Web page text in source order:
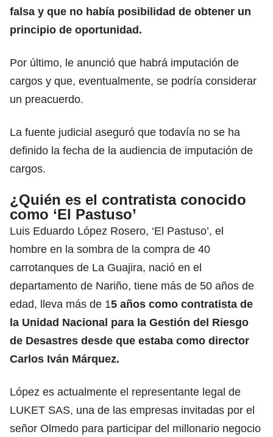
falsa y que no había posibilidad de obtener un
principio de oportunidad.
Por último, le anunció que habrá imputación de
cargos y que, eventualmente, se podría considerar
un preacuerdo.
La fuente judicial aseguró que todavía no se ha
definido la fecha de la audiencia de imputación de
cargos.
¿Quién es el contratista conocido
como ‘El Pastuso’
Luis Eduardo López Rosero, ‘El Pastuso’, el
hombre en la sombra de la compra de 40
carrotanques de La Guajira, nació en el
departamento de Nariño, tiene más de 50 años de
edad, lleva más de 15 años como contratista de
la Unidad Nacional para la Gestión del Riesgo
de Desastres desde que estaba como director
Carlos Iván Márquez.
López es actualmente el representante legal de
LUKET SAS, una de las empresas invitadas por el
señor Olmedo para participar del millonario negocio